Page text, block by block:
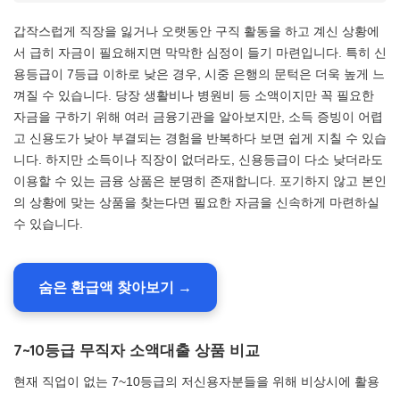
갑작스럽게 직장을 잃거나 오랫동안 구직 활동을 하고 계신 상황에
서 급히 자금이 필요해지면 막막한 심정이 들기 마련입니다. 특히 신
용등급이 7등급 이하로 낮은 경우, 시중 은행의 문턱은 더욱 높게 느
껴질 수 있습니다. 당장 생활비나 병원비 등 소액이지만 꼭 필요한
자금을 구하기 위해 여러 금융기관을 알아보지만, 소득 증빙이 어렵
고 신용도가 낮아 부결되는 경험을 반복하다 보면 쉽게 지칠 수 있습
니다. 하지만 소득이나 직장이 없더라도, 신용등급이 다소 낮더라도
이용할 수 있는 금융 상품은 분명히 존재합니다. 포기하지 않고 본인
의 상황에 맞는 상품을 찾는다면 필요한 자금을 신속하게 마련하실
수 있습니다.
숨은 환급액 찾아보기 →
7~10등급 무직자 소액대출 상품 비교
현재 직업이 없는 7~10등급의 저신용자분들을 위해 비상시에 활용